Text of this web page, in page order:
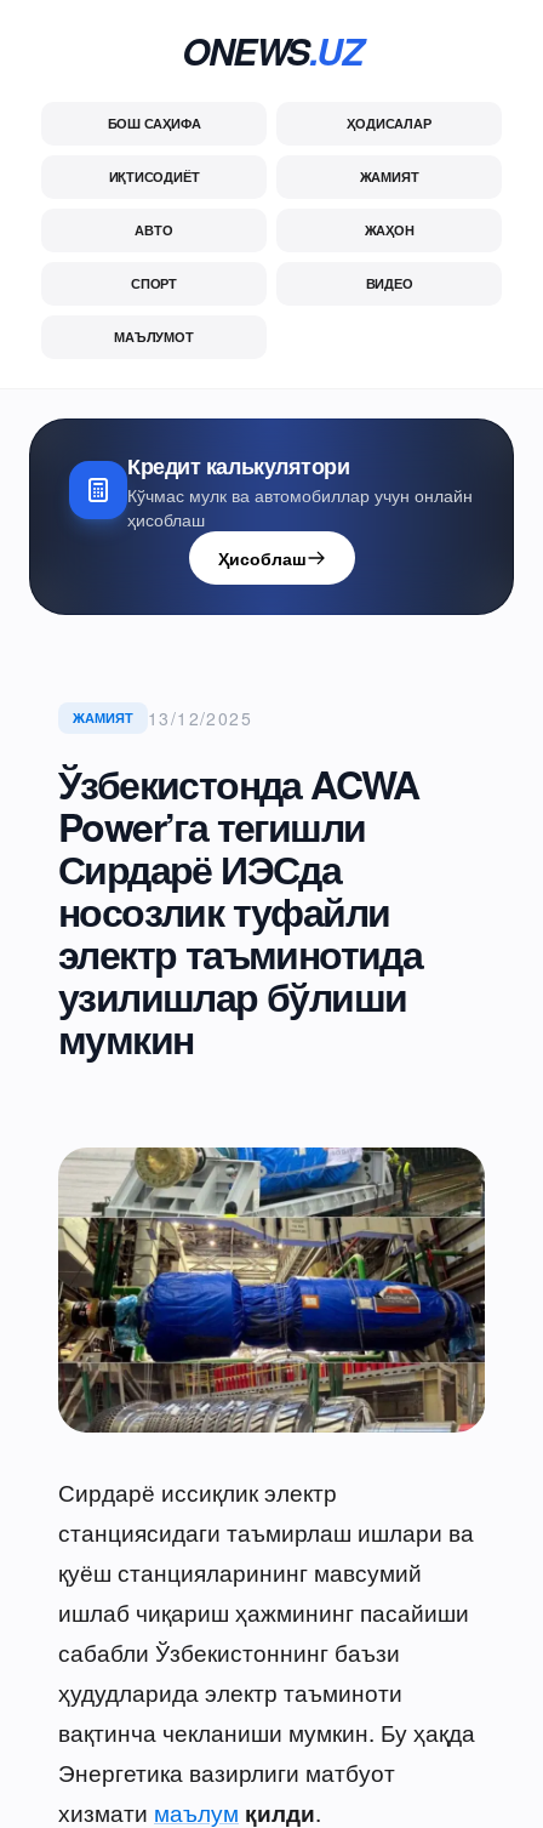
ONEWS.UZ
БОШ САҲИФА ҲОДИСАЛАР
ИҚТИСОДИЁТ ЖАМИЯТ
АВТО ЖАҲОН
СПОРТ ВИДЕО
МАЪЛУМОТ
Кредит калькулятори
Кўчмас мулк ва автомобиллар учун онлайн
ҳисоблаш
Ҳисоблаш
ЖАМИЯТ 13/12/2025
Ўзбекистонда ACWA
Power’га тегишли
Сирдарё ИЭСда
носозлик туфайли
электр таъминотида
узилишлар бўлиши
мумкин
Сирдарё иссиқлик электр
станциясидаги таъмирлаш ишлари ва
қуёш станцияларининг мавсумий
ишлаб чиқариш ҳажмининг пасайиши
сабабли Ўзбекистоннинг баъзи
ҳудудларида электр таъминоти
вақтинча чекланиши мумкин. Бу ҳақда
Энергетика вазирлиги матбуот
хизмати маълум қилди.